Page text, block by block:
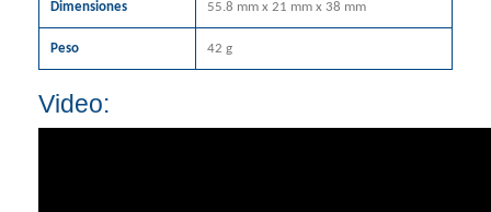
Dimensiones 55.8 mm x 21 mm x 38 mm
Peso 42 g
Video: